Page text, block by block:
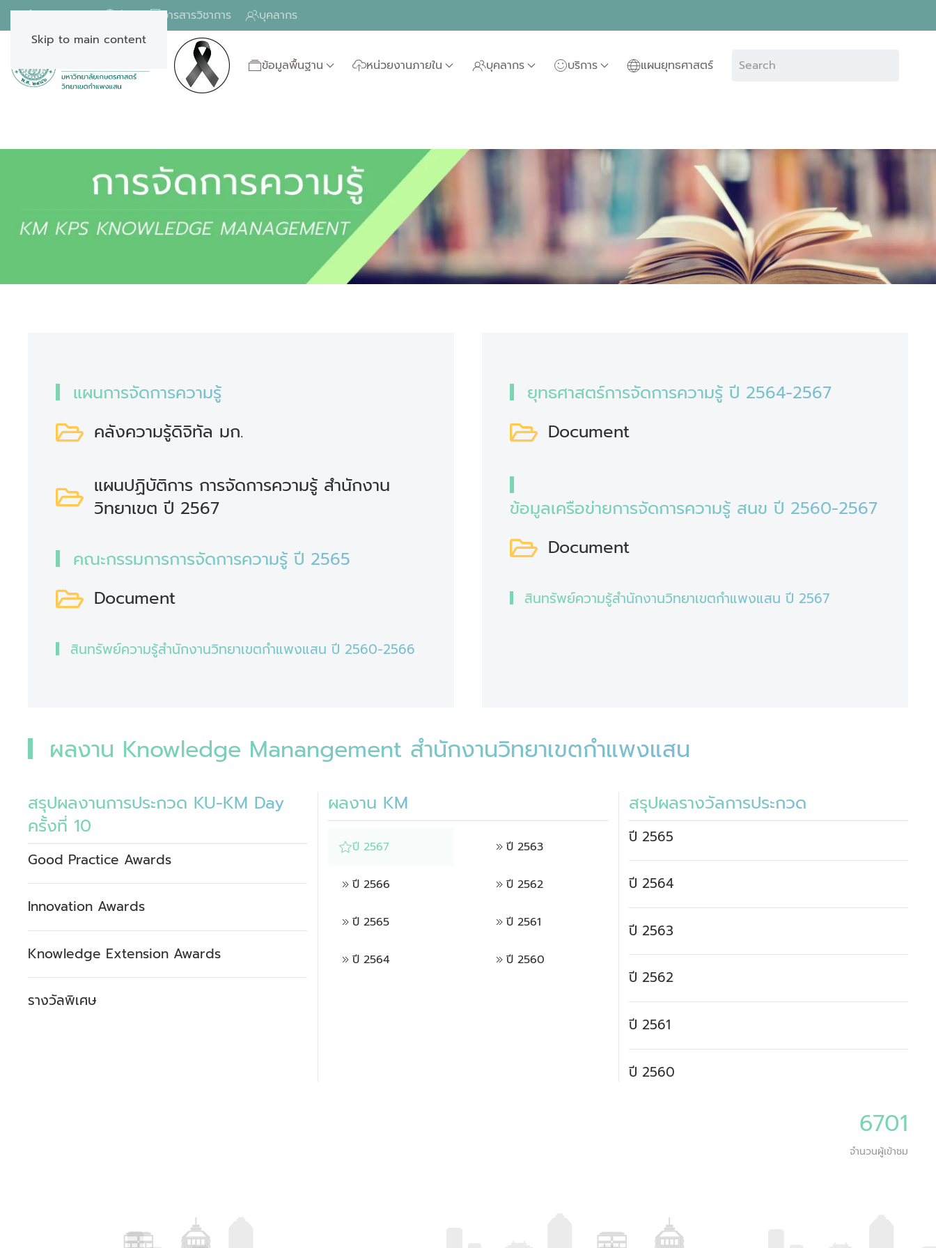
Skip to main content
โทรฉุกเฉิน ข่าว วารสารวิชาการ บุคลากร
ข้อมูลพื้นฐาน หน่วยงานภายใน บุคลากร บริการ
แผนยุทธศาสตร์
แผนการจัดการความรู้
คลังความรู้ดิจิทัล มก.
แผนปฏิบัติการ การจัดการความรู้ สำนักงาน
วิทยาเขต ปี 2567
คณะกรรมการการจัดการความรู้ ปี 2565
Document
สินทรัพย์ความรู้สำนักงานวิทยาเขตกำแพงแสน ปี 2560-2566
ยุทธศาสตร์การจัดการความรู้ ปี 2564-2567
Document
ข้อมูลเครือข่ายการจัดการความรู้ สนข ปี 2560-2567
Document
สินทรัพย์ความรู้สำนักงานวิทยาเขตกำแพงแสน ปี 2567
ผลงาน Knowledge Manangement สำนักงานวิทยาเขตกำแพงแสน
สรุปผลงานการประกวด KU-KM Day
ครั้งที่ 10
Good Practice Awards
Innovation Awards
Knowledge Extension Awards
รางวัลพิเศษ
ผลงาน KM
ปี 2567
ปี 2566
ปี 2565
ปี 2564
ปี 2563
ปี 2562
ปี 2561
ปี 2560
สรุปผลรางวัลการประกวด
ปี 2565
ปี 2564
ปี 2563
ปี 2562
ปี 2561
ปี 2560
6701
จำนวนผู้เข้าชม